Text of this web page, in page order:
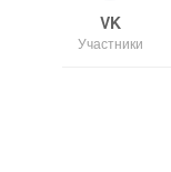
VK
Участники